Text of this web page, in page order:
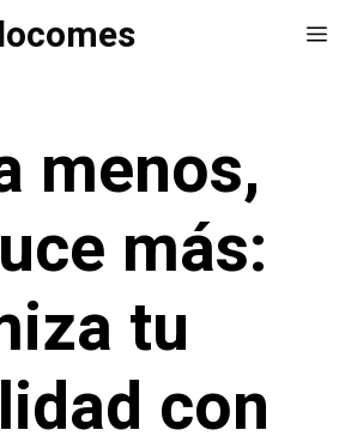
menos,
más:
tu
con